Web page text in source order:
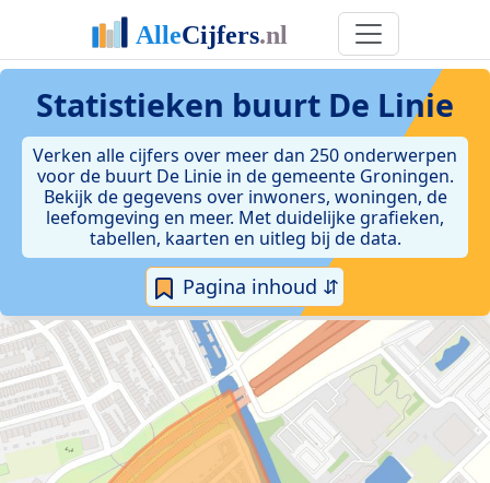
Statistieken buurt De Linie
Verken alle cijfers over meer dan 250 onderwerpen
voor de buurt De Linie in de gemeente Groningen.
Bekijk de gegevens over inwoners, woningen, de
leefomgeving en meer. Met duidelijke grafieken,
tabellen, kaarten en uitleg bij de data.
Pagina inhoud ⇵